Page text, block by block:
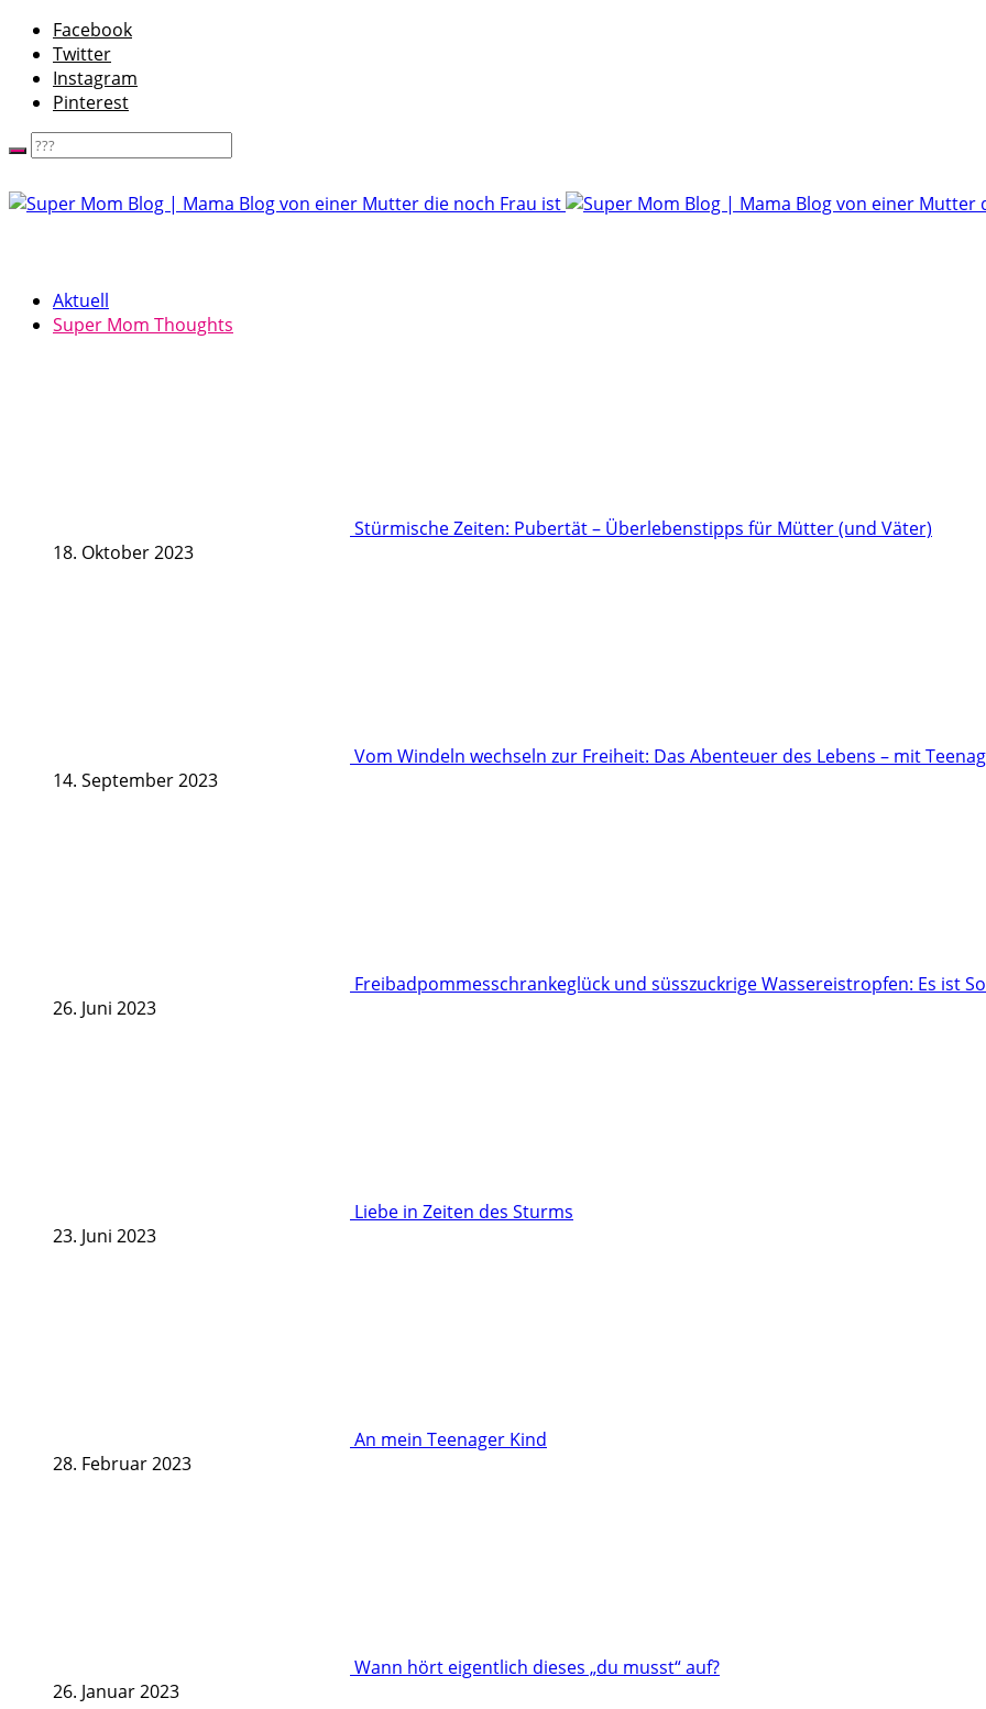
Facebook
Twitter
Instagram
Pinterest
Aktuell
Super Mom Thoughts
Stürmische Zeiten: Pubertät – Überlebenstipps für Mütter (und Väter)
18. Oktober 2023
Vom Windeln wechseln zur Freiheit: Das Abenteuer des Lebens – mit
14. September 2023
Freibadpommesschrankeglück und süsszuckrige Wassereistropfen: Es ist
26. Juni 2023
Liebe in Zeiten des Sturms
23. Juni 2023
An mein Teenager Kind
28. Februar 2023
Wann hört eigentlich dieses „du musst“ auf?
26. Januar 2023